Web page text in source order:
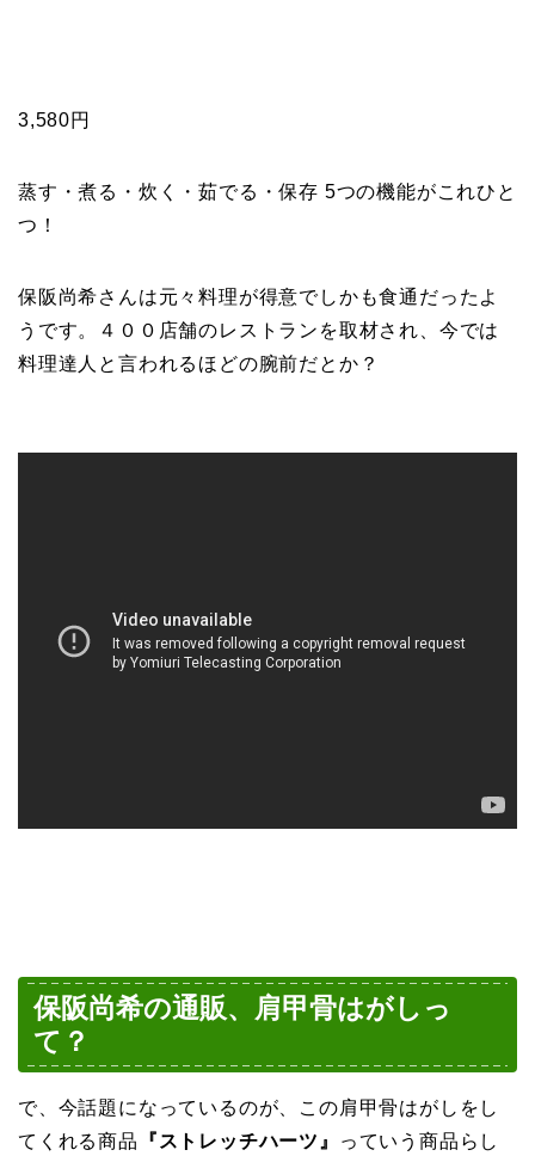
3,580円
蒸す・煮る・炊く・茹でる・保存 5つの機能がこれひと
つ！
保阪尚希さんは元々料理が得意でしかも食通だったよ
うです。
４００店舗のレストランを取材され、 今では
料理達人と言われるほどの腕前だとか？
保阪尚希の通販、肩甲骨はがしっ
て？
で、今話題になっているのが、この肩甲骨はがしをし
てくれる商品
『ストレッチハーツ』
っていう商品らし